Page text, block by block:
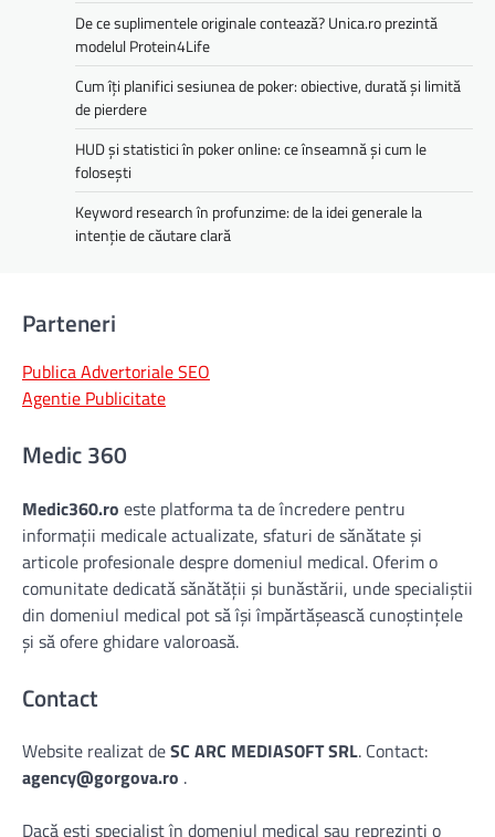
De ce suplimentele originale contează? Unica.ro prezintă
modelul Protein4Life
Cum îți planifici sesiunea de poker: obiective, durată și limită
de pierdere
HUD și statistici în poker online: ce înseamnă și cum le
folosești
Keyword research în profunzime: de la idei generale la
intenție de căutare clară
Parteneri
Publica Advertoriale SEO
Agentie Publicitate
Medic 360
Medic360.ro este platforma ta de încredere pentru
informații medicale actualizate, sfaturi de sănătate și
articole profesionale despre domeniul medical. Oferim o
comunitate dedicată sănătății și bunăstării, unde specialiștii
din domeniul medical pot să își împărtășească cunoștințele
și să ofere ghidare valoroasă.
Contact
Website realizat deSC ARC MEDIASOFT SRL. Contact:
agency@gorgova.ro .
Dacă ești specialist în domeniul medical sau reprezinți o